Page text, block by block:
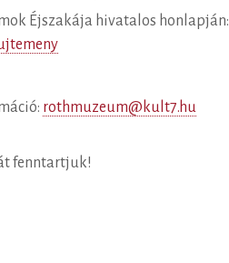
Éjszakája hivatalos honlapján:
rothmuzeum@kult7.hu
fenntartjuk!